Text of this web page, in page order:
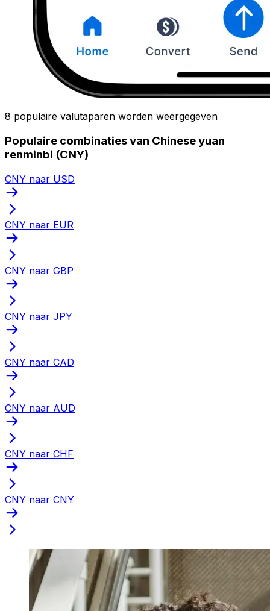
8 populaire valutaparen worden weergegeven
Populaire combinaties van Chinese yuan
renminbi (CNY)
CNY naar USD
CNY naar EUR
CNY naar GBP
CNY naar JPY
CNY naar CAD
CNY naar AUD
CNY naar CHF
CNY naar CNY